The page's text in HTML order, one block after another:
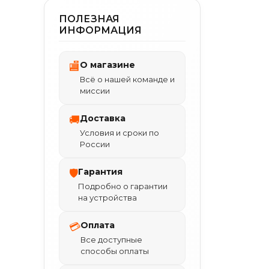
ПОЛЕЗНАЯ
ИНФОРМАЦИЯ
🏬О магазине
Всё о нашей команде и
миссии
🚚Доставка
Условия и сроки по
России
🛡Гарантия
Подробно о гарантии
на устройства
💳Оплата
Все доступные
способы оплаты